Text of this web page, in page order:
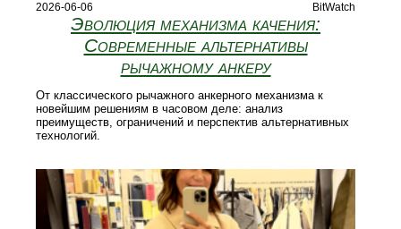
2026-06-06 BitWatch
Эволюция механизма качения:
Современные альтернативы
рычажному анкеру
От классического рычажного анкерного механизма к
новейшим решениям в часовом деле: анализ
преимуществ, ограничений и перспектив альтернативных
технологий.